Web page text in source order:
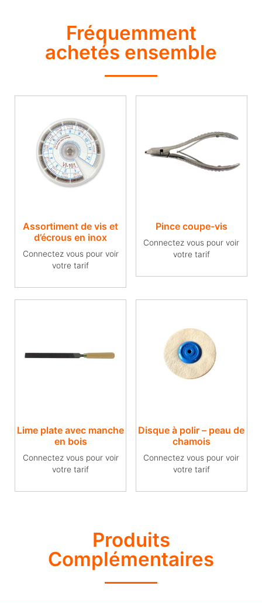
Fréquemment
achetés ensemble
Assortiment de vis et
d’écrous en inox
Connectez vous pour voir
votre tarif
Pince coupe-vis
Connectez vous pour voir
votre tarif
Lime plate avec manche
en bois
Connectez vous pour voir
votre tarif
Disque à polir – peau de
chamois
Connectez vous pour voir
votre tarif
Produits
Complémentaires